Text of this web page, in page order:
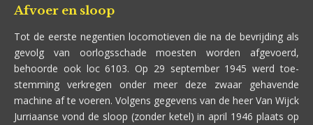
Afvoer en sloop
Tot de eerste negentien locomotieven die na de bevrijding als
gevolg van oorlogsschade moesten worden afgevoerd,
behoorde ook loc 6103. Op 29 september 1945 werd toe-
stemming verkregen onder meer deze zwaar gehavende
machine af te voeren. Volgens gegevens van de heer Van Wijck
Jurriaanse vond de sloop (zonder ketel) in april 1946 plaats op